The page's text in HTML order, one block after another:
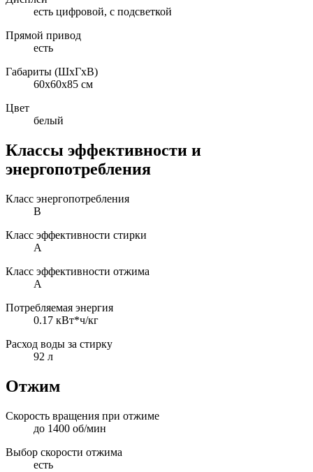
есть цифровой, с подсветкой
Прямой привод
есть
Габариты (ШxГxВ)
60x60x85 см
Цвет
белый
Классы эффективности и
энергопотребления
Класс энергопотребления
B
Класс эффективности стирки
A
Класс эффективности отжима
A
Потребляемая энергия
0.17 кВт*ч/кг
Расход воды за стирку
92 л
Отжим
Скорость вращения при отжиме
до 1400 об/мин
Выбор скорости отжима
есть